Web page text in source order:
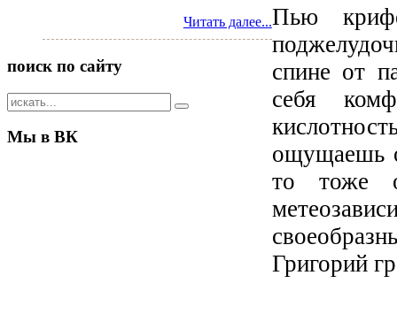
Пью
спине от
себя
ощущаешь
то тоже
Григорий
Читать далее...
поиск по сайту
Мы в ВК